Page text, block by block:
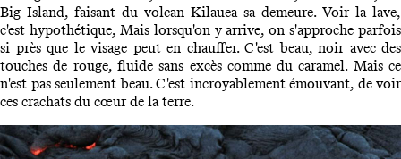
Big Island, faisant du volcan Kilauea sa demeure. Voir la lave,
c'est hypothétique, Mais lorsqu'on y arrive, on s'approche parfois
si près que le visage peut en chauffer. C'est beau, noir avec des
touches de rouge, fluide sans excès comme du caramel. Mais ce
n'est pas seulement beau. C'est incroyablement émouvant, de voir
ces crachats du cœur de la terre.